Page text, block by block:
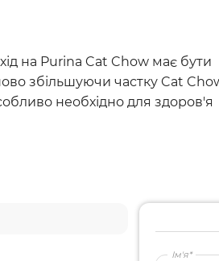
на Purina Cat Chow має бути
збільшуючи частку Cat
необхідно для здоров'я
Ім'я*